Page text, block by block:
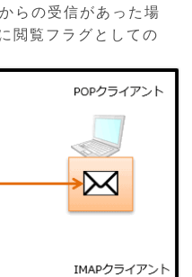
らの受信があった場
閲覧フラグとしての